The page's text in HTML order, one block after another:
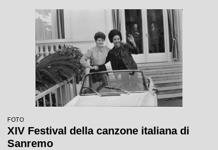
FOTO
XIV Festival della canzone italiana di
Sanremo